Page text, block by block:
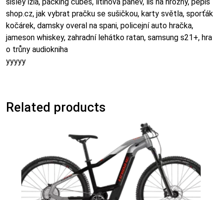
shop.cz, jak vybrat pračku se sušičkou, karty světla, sporťák
kočárek, damsky overal na spani, policejní auto hračka,
jameson whiskey, zahradní lehátko ratan, samsung s21+, hra
o trůny audiokniha
yyyyy
Related products